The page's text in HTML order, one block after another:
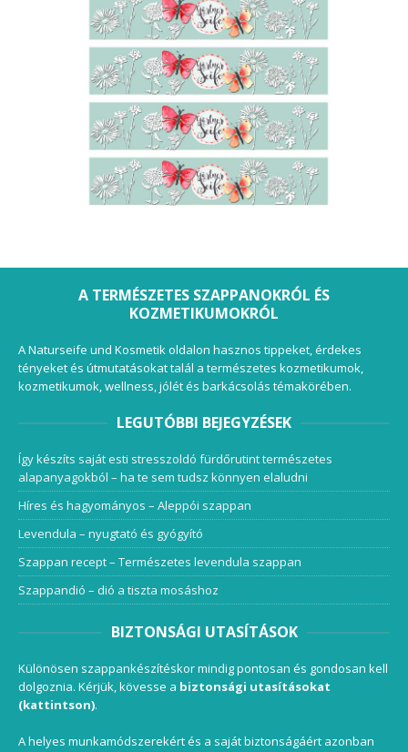
A TERMÉSZETES SZAPPANOKRÓL ÉS
KOZMETIKUMOKRÓL
A Naturseife und Kosmetik oldalon hasznos tippeket, érdekes
tényeket és útmutatásokat talál a természetes kozmetikumok,
kozmetikumok, wellness, jólét és barkácsolás témakörében.
LEGUTÓBBI BEJEGYZÉSEK
Így készíts saját esti stresszoldó fürdőrutint természetes
alapanyagokból – ha te sem tudsz könnyen elaludni
Híres és hagyományos – Aleppói szappan
Levendula – nyugtató és gyógyító
Szappan recept – Természetes levendula szappan
Szappandió – dió a tiszta mosáshoz
BIZTONSÁGI UTASÍTÁSOK
Különösen szappankészítéskor mindig pontosan és gondosan kell
dolgoznia. Kérjük, kövesse a biztonsági utasításokat
(kattintson).
A helyes munkamódszerekért és a saját biztonságáért azonban